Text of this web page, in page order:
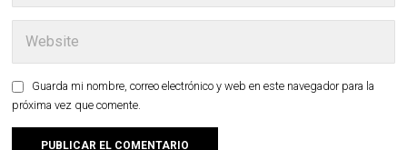
Guarda mi nombre, correo electrónico y web en este navegador para la
próxima vez que comente.